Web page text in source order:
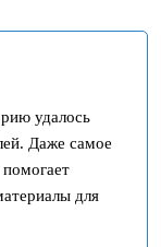
удалось
Даже самое
для